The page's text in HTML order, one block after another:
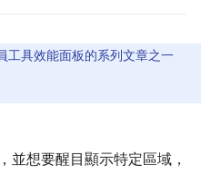
工具效能面板的系列文章之一
並想要醒目顯示特定區域，